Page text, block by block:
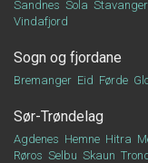
Sandnes Sola Stavanger
Vindafjord
Sogn og fjordane
Bremanger Eid Førde
Sør-Trøndelag
Agdenes Hemne Hitra
Røros Selbu Skaun